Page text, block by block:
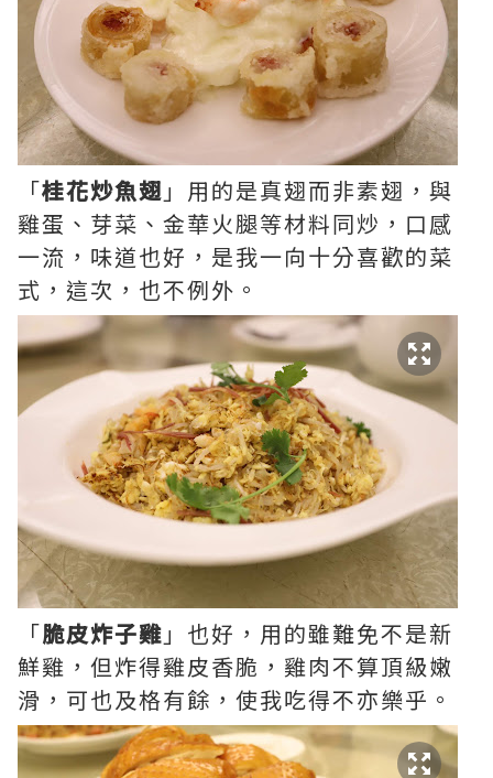
「桂花炒魚翅 」用的是真翅而非素翅，與
雞蛋、芽菜、金華火腿等材料同炒，口感
一流，味道也好，是我一向十分喜歡的菜
式，這次，也不例外。
「脆皮炸子雞 」也好，用的雖難免不是新
鮮雞，但炸得雞皮香脆，雞肉不算頂級嫩
滑，可也及格有餘，使我吃得不亦樂乎。